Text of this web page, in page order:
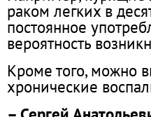
раком легких в
постоянное
вероятность
Кроме того, можно
хронические